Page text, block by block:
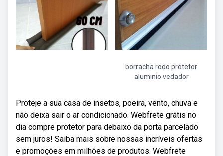
borracha rodo protetor
aluminio vedador
Proteje a sua casa de insetos, poeira, vento, chuva e
não deixa sair o ar condicionado. Webfrete grátis no
dia compre protetor para debaixo da porta parcelado
sem juros! Saiba mais sobre nossas incríveis ofertas
e promoções em milhões de produtos. Webfrete